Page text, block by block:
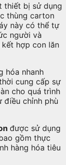
thiết bị sử dụng
thùng carton
này có thể tự
người và
hợp con lăn
hóa nhanh
cung cấp sự
cho quá trình
điều chỉnh phù
được sử dụng
gồm thực
hàng hóa tiêu